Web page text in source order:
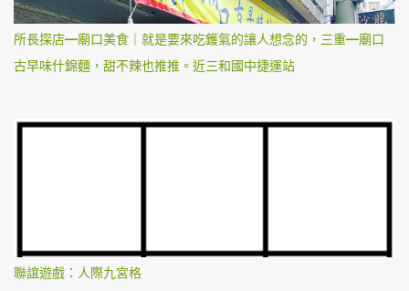
所長探店—廟口美食｜就是要來吃鑊氣的讓人想念的，三重—廟口
古早味什錦麵，甜不辣也推推。近三和國中捷運站
聯誼遊戲：人際九宮格